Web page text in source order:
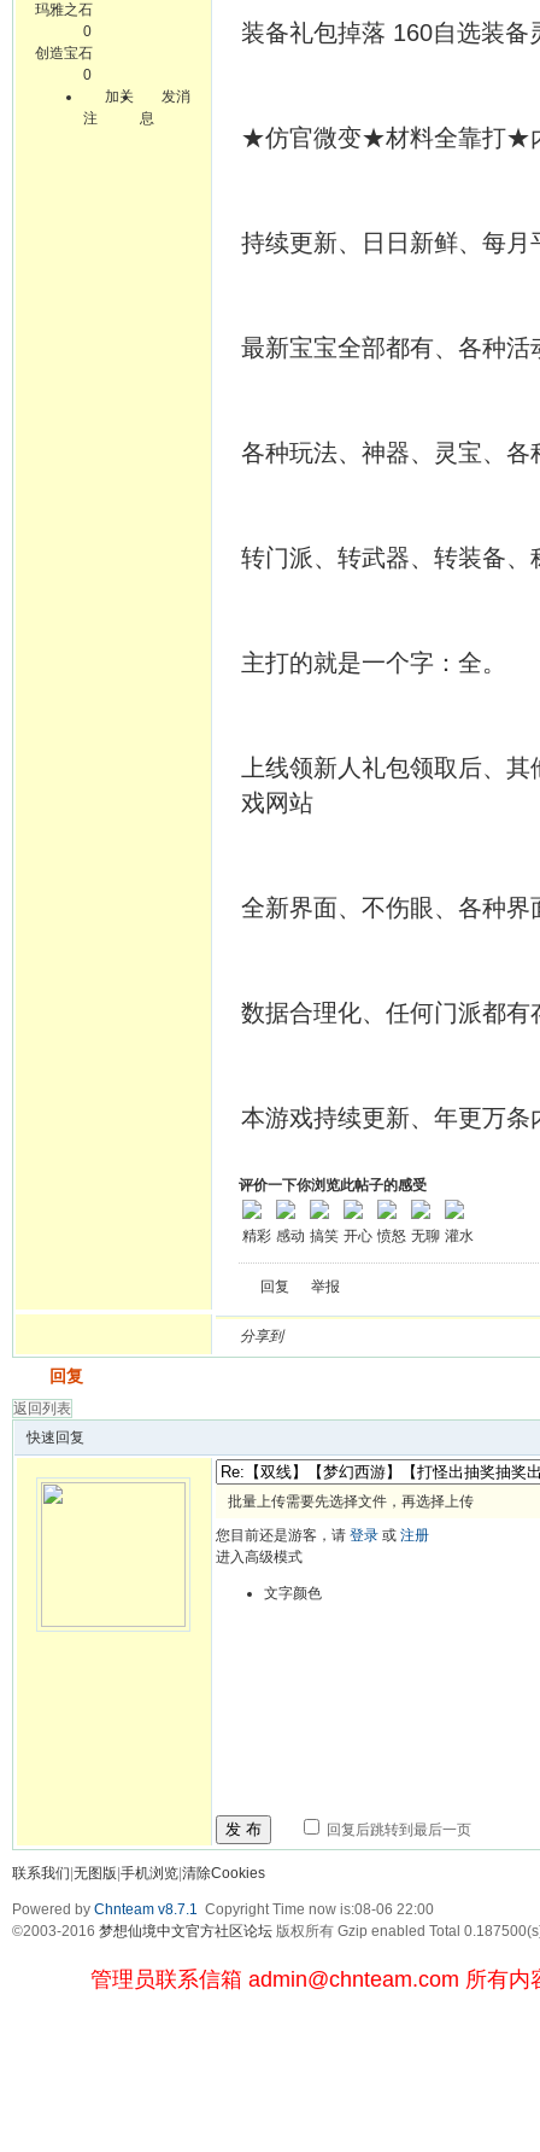
玛雅之石
0
创造宝石
0
加关
注
发消
息
装备礼包掉落 160自选装
★仿官微变★材料全靠打★
持续更新、日日新鲜、每
最新宝宝全部都有、各种活
各种玩法、神器、灵宝、各
转门派、转武器、转装备、
主打的就是一个字：全。
上线领新人礼包领取后、
戏网站
全新界面、不伤眼、各种
数据合理化、任何门派都
本游戏持续更新、年更万
评价一下你浏览此帖子的感受
精彩 感动 搞笑 开心 愤怒 无聊 灌水
回复 举报
分享到
回复
返回列表
快速回复
批量上传需要先选择文件，再选择上传
您目前还是游客，请 登录 或 注册
进入高级模式
文字颜色
发 布 回复后跳转到最后一页
联系我们 无图版 手机浏览 清除Cookies
Powered by Chnteam v8.7.1 Copyright Time now is:08-06 22:00
©2003-2016 梦想仙境中文官方社区论坛 版权所有 Gzip enabled Total
管理员联系信箱 admin@chnteam.com 所有内